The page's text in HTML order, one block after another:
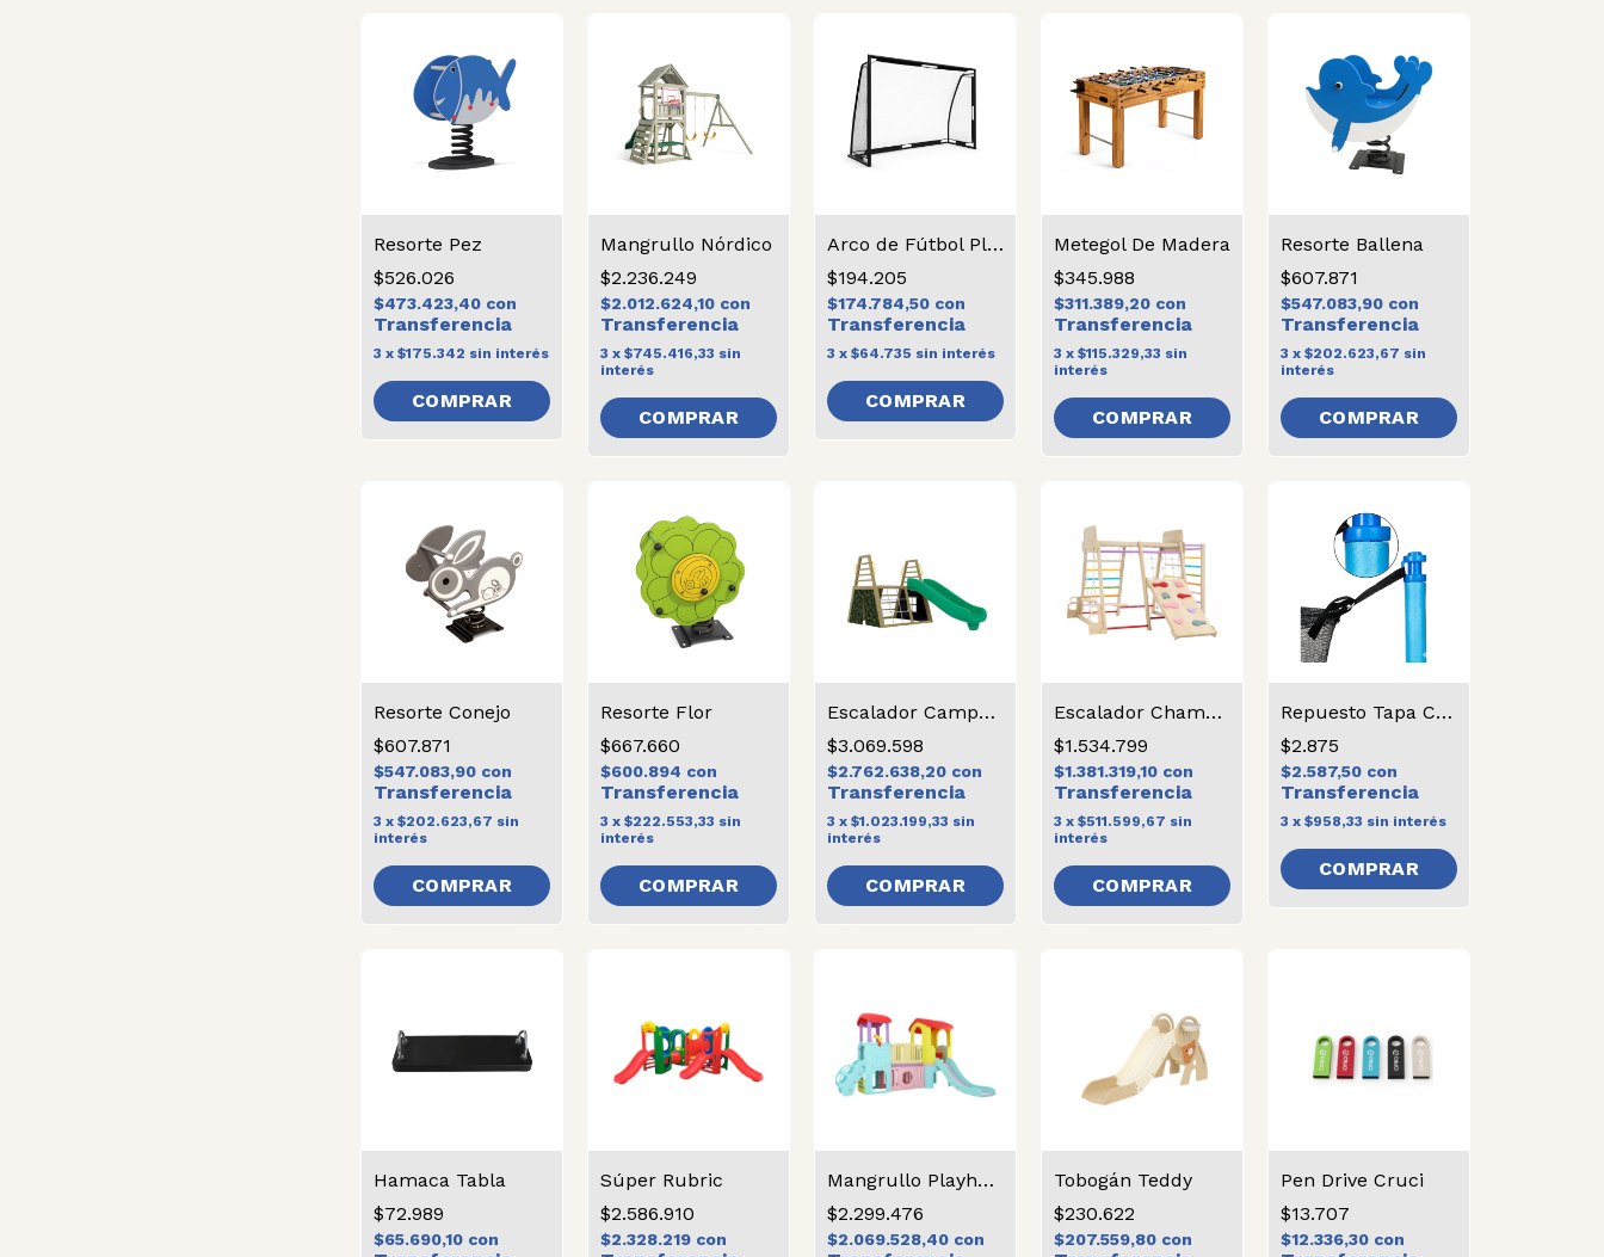
Resorte Pez
$526.026
$473.423,40 con
3 x $175.342 sin interés
Mangrullo Nórdico
$2.236.249
$2.012.624,10 con
3 x $745.416,33 sin
interés
Arco de Fútbol Plegable
$194.205
$174.784,50 con
3 x $64.735 sin interés
Metegol De Madera
$345.988
$311.389,20 con
3 x $115.329,33 sin
interés
Resorte Ballena
$607.871
$547.083,90 con
3 x $202.623,67 sin
interés
COMPRAR
Resorte Conejo
$607.871
$547.083,90 con
3 x $202.623,67 sin
interés
COMPRAR
Resorte Flor
$667.660
$600.894 con
3 x $222.553,33 sin
interés
COMPRAR
Escalador Campamento
$3.069.598
$2.762.638,20 con
3 x $1.023.199,33 sin
interés
Escalador Champaquí
$1.534.799
$1.381.319,10 con
3 x $511.599,67 sin
interés
Repuesto Tapa Cama Elástica
$2.875
$2.587,50 con
3 x $958,33 sin interés
Hamaca Tabla
$72.989
$65.690,10 con
Súper Rubric
$2.586.910
$2.328.219 con
Mangrullo Playhouse
$2.299.476
$2.069.528,40 con
Tobogán Teddy
$230.622
$207.559,80 con
Pen Drive Cruci
$13.707
$12.336,30 con